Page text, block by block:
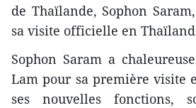
de Thaïlande, Sophon
sa visite officielle en
Sophon Saram a
Lam pour sa première visite
ses nouvelles fonctions,